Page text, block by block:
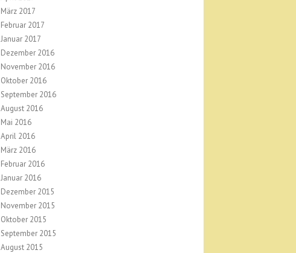
März 2017
Februar 2017
Januar 2017
Dezember 2016
November 2016
Oktober 2016
September 2016
August 2016
Mai 2016
April 2016
März 2016
Februar 2016
Januar 2016
Dezember 2015
November 2015
Oktober 2015
September 2015
August 2015